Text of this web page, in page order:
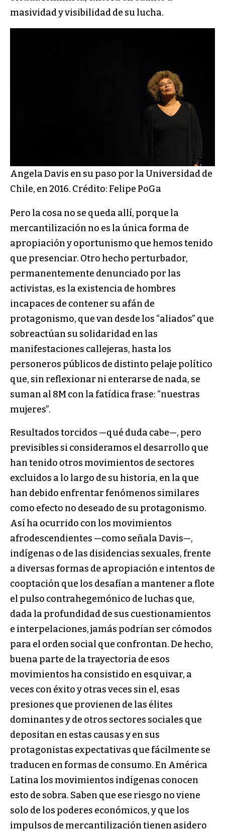
masividad y visibilidad de su lucha.
Angela Davis en su paso por la Universidad de
Chile, en 2016. Crédito: Felipe PoGa
Pero la cosa no se queda allí, porque la
mercantilización no es la única forma de
apropiación y oportunismo que hemos tenido
que presenciar. Otro hecho perturbador,
permanentemente denunciado por las
activistas, es la existencia de hombres
incapaces de contener su afán de
protagonismo, que van desde los “aliados” que
sobreactúan su solidaridad en las
manifestaciones callejeras, hasta los
personeros públicos de distinto pelaje político
que, sin reflexionar ni enterarse de nada, se
suman al 8M con la fatídica frase: “nuestras
mujeres”.
Resultados torcidos —qué duda cabe—, pero
previsibles si consideramos el desarrollo que
han tenido otros movimientos de sectores
excluidos a lo largo de su historia, en la que
han debido enfrentar fenómenos similares
como efecto no deseado de su protagonismo.
Así ha ocurrido con los movimientos
afrodescendientes —como señala Davis—,
indígenas o de las disidencias sexuales, frente
a diversas formas de apropiación e intentos de
cooptación que los desafían a mantener a flote
el pulso contrahegemónico de luchas que,
dada la profundidad de sus cuestionamientos
e interpelaciones, jamás podrían ser cómodos
para el orden social que confrontan. De hecho,
buena parte de la trayectoria de esos
movimientos ha consistido en esquivar, a
veces con éxito y otras veces sin el, esas
presiones que provienen de las élites
dominantes y de otros sectores sociales que
depositan en estas causas y en sus
protagonistas expectativas que fácilmente se
traducen en formas de consumo. En América
Latina los movimientos indígenas conocen
esto de sobra. Saben que ese riesgo no viene
solo de los poderes económicos, y que los
impulsos de mercantilización tienen asidero